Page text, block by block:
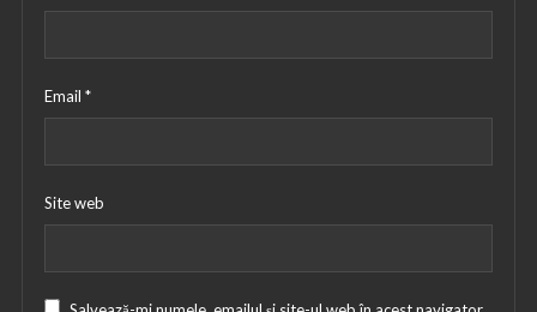
Email *
Site web